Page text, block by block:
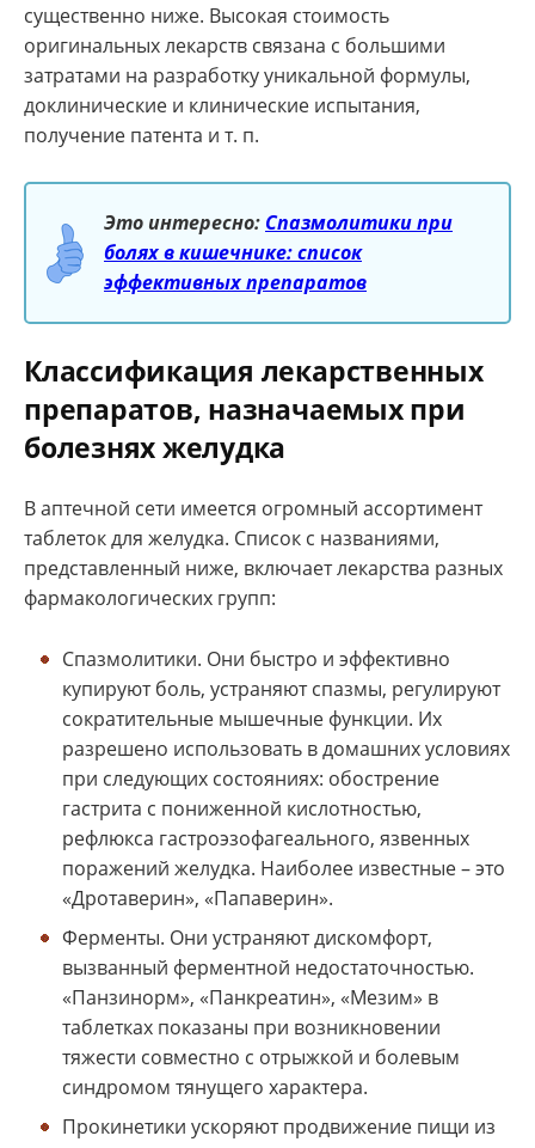
существенно ниже. Высокая стоимость
оригинальных лекарств связана с большими
затратами на разработку уникальной формулы,
доклинические и клинические испытания,
получение патента и т. п.
Это интересно: Спазмолитики при
болях в кишечнике: список
эффективных препаратов
Классификация лекарственных
препаратов, назначаемых при
болезнях желудка
В аптечной сети имеется огромный ассортимент
таблеток для желудка. Список с названиями,
представленный ниже, включает лекарства разных
фармакологических групп:
Спазмолитики. Они быстро и эффективно
купируют боль, устраняют спазмы, регулируют
сократительные мышечные функции. Их
разрешено использовать в домашних условиях
при следующих состояниях: обострение
гастрита с пониженной кислотностью,
рефлюкса гастроэзофагеального, язвенных
поражений желудка. Наиболее известные – это
«Дротаверин», «Папаверин».
Ферменты. Они устраняют дискомфорт,
вызванный ферментной недостаточностью.
«Панзинорм», «Панкреатин», «Мезим» в
таблетках показаны при возникновении
тяжести совместно с отрыжкой и болевым
синдромом тянущего характера.
Прокинетики ускоряют продвижение пищи из